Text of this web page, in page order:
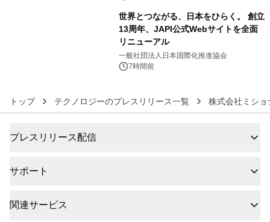
世界とつながる、日本をひらく。 創立
13周年、JAPI公式Webサイトを全面
リニューアル
一般社団法人日本国際化推進協会
7時間前
トップ テクノロジーのプレスリリース一覧 株式会社ミショ
プレスリリース配信
サポート
関連サービス